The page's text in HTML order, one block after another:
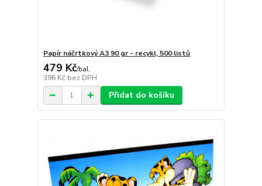
Papír náčrtkový A3 90 gr - recykl, 500 listů
479 Kč/bal.
396 Kč bez DPH
Přidat do košíku